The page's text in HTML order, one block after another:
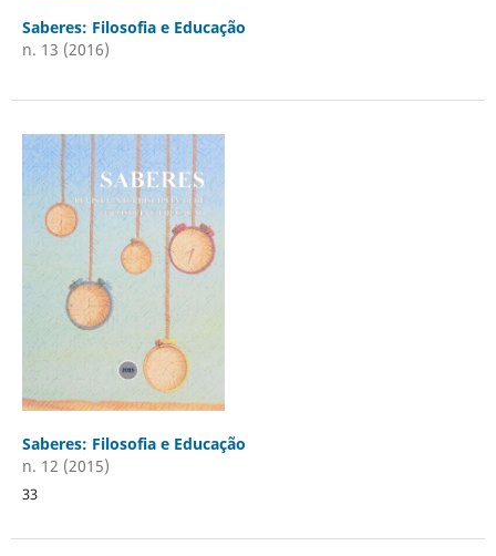
Saberes: Filosofia e Educação
n. 13 (2016)
Saberes: Filosofia e Educação
n. 12 (2015)
33